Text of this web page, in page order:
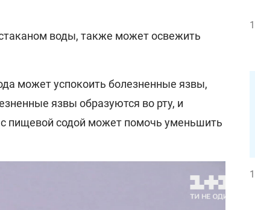
воды, также может освежить
может успокоить болезненные язвы,
язвы образуются во рту, и
пищевой содой может помочь уменьшить